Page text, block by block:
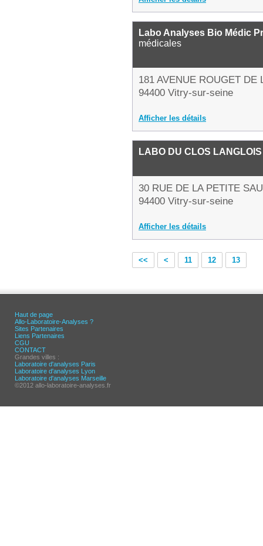
Labo Analyses Bio Médic
médicales
181 AVENUE ROUGET DE
94400 Vitry-sur-seine
Afficher les détails
LABO DU CLOS LANGLOIS
30 RUE DE LA PETITE
94400 Vitry-sur-seine
Afficher les détails
<< < 11 12 13
Haut de page
Allo-Laboratoire-Analyses ?
Sites Partenaires
Liens Partenaires
CGU
CONTACT
Grandes villes :
Laboratoire d'analyses Paris
Laboratoire d'analyses Lyon
Laboratoire d'analyses Marseille
©2012 allo-laboratoire-analyses.fr